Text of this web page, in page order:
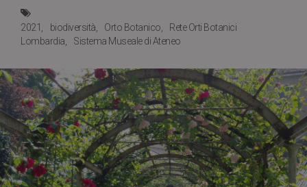
2021 biodiversità Orto Botanico
Rete Orti Botanici
Lombardia
Sistema Museale di Ateneo